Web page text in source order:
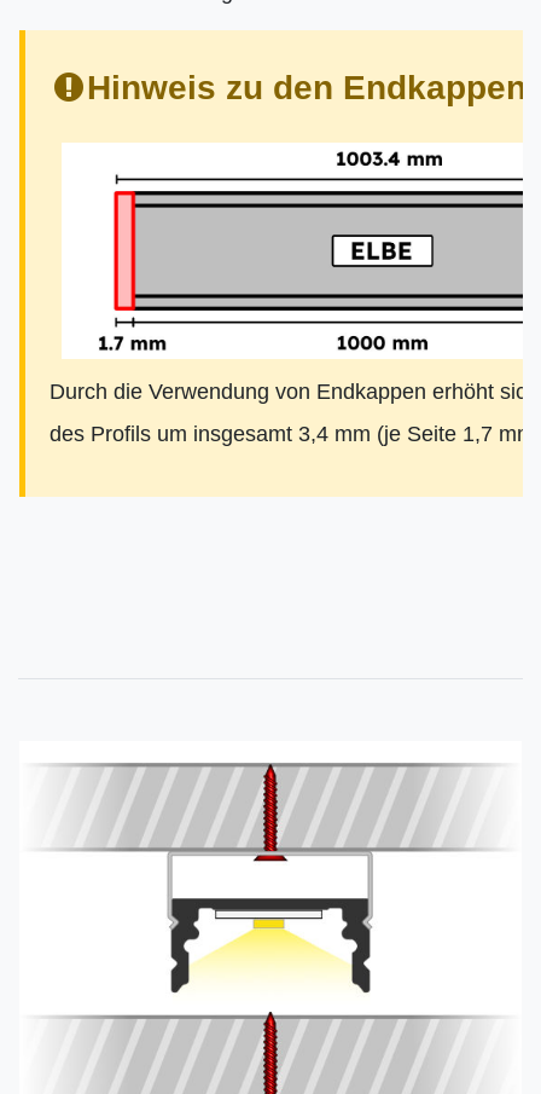
Hinweis zu den Endkappen:
Durch die Verwendung von Endkappen erhöht
des Profils um insgesamt 3,4 mm (je Seite 1,7